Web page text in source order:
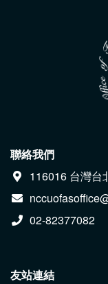
聯絡我們
116016 台灣台
02-82377082
友站連結